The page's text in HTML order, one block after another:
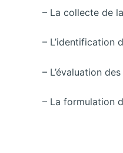
– La collecte de
– L’identification
– L’évaluation
– La formulation